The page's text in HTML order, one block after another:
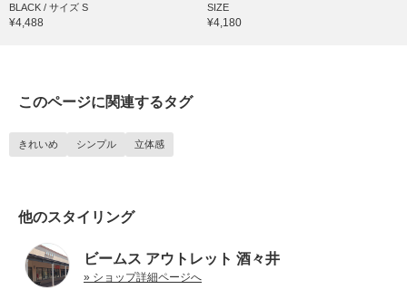
BLACK / サイズ S
¥4,488
SIZE
¥4,180
このページに関連するタグ
きれいめ シンプル 立体感
他のスタイリング
ビームス アウトレット 酒々井
» ショップ詳細ページへ